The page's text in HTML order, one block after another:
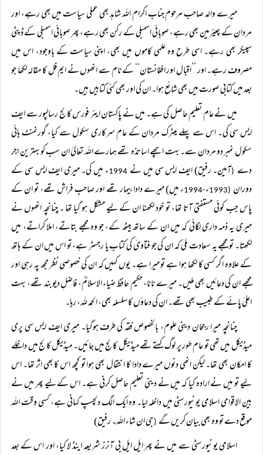
میرے والد صاحب مرحوم جناب اکرام اللہ شاہد بھی عملی سیاست میں بھی رہے، اور
مردان کے چیئرمین بھی رہے، صوبائی اسمبلی کے رکن بھی رہے، پھر صوبائی اسمبلی کے ڈپٹی
سپیکر بھی رہے۔ اسی طرح وہ علمی کاموں میں بھی، اپنی سیاست کے باوجود، اس میں
مصروف رہے۔ اور ’’اقبال اور افغانستان‘‘ کے نام سے انھوں نے ایم فل کا مقالہ لکھا جو
بعد میں کتابی صورت میں بھی شائع ہوا۔ ان کی اور بھی کئی کتابیں ہیں۔
میں نے عام تعلیم حاصل کی ہے۔ میں نے پاکستان ایئر فورس کالج رسالپور سے ایف
ایس سی کی۔ اس سے پہلے میٹرک مردان کے عام سرکاری سکول سے کیا، گورنمنٹ ہائی
سکول نمبر دو مردان سے۔ بہت اچھے اساتذہ تھے ہمارے اللہ تعالیٰ ان سب کو بہترین اجر
دے (آمین۔ رفیق) ایف ایس سی میں نے 1994
ء میں کی۔ میری ایف ایس سی کے
دوران (1993 ء-1994
ء میں) میرے دادا بیمار تھے اور صاحبِ فراش تھے، تو ان کے
پاس جب کوئی مستفتی آتا تھا، تو خود لکھنا ان کے لیے مشکل ہو گیا تھا ۔ چنانچہ انھوں نے
میری یہ ذمہ داری لگائی کہ میں ان کے ساتھ بیٹھ کے، جو وہ مجھے بتاتے، املا کراتے، میں
لکھتا۔ تو مجھے یہ سعادت ملی کہ ان کی جو فتاویٰ کی کتاب یا رجسٹر ہے، تو اس میں ان کے ہاتھ
کے علاوہ اگر کسی کا لکھا ہوا ہے تو میرا ہے۔ یوں کہیں کہ ان کی خصوصی نظر مجھ پہ رہی اور
مجھے ان کی دعائیں بھی ملیں۔ میرے نانا، حکیم حافظ ضیاء الاسلامؒ، فاضلِ دیوبند تھے، بہت
اعلیٰ پائے کے طبیب بھی تھے۔ ان کی دعاؤں کا سلسلہ بھی، الحمد للہ، رہا۔
چنانچہ میرا رجحان دینی علوم، بالخصوص فقہ کی طرف ہوگیا۔ میری ایف ایس سی پری
میڈیکل میں تھی تو عام طور پر لوگ کہتے تھے میڈیکل کالج میں جائیں۔ میڈیکل کالج میں داخلے
کا امکان بھی تھا۔ لیکن انھی دنوں میرے دادا کا انتقال بھی ہوا تو کچھ اس کا بھی اثر تھا۔ اس
لیے تو میں نے ارادہ کیا کہ میں نے دینی تعلیم حاصل کرنی ہے۔ اس کے لیے پھر میں نے
بین الاقوامی اسلامی یونیورسٹی میں داخلہ لیا۔ وہ ایک الگ دلچسپ کہانی ہے، کسی وقت اللہ
موقع دے تو وہ بھی بیان کریں گے (جی ان شاء اللہ۔ رفیق)
اسلامی یونیورسٹی سے میں نے پھر ایل ایل بی آنرز شریعہ اینڈ لا کیا، اور اس کے بعد